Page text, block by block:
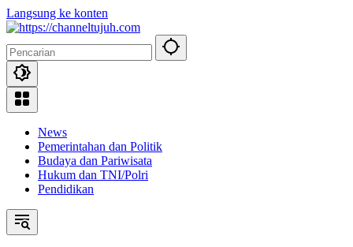
Langsung ke konten
News
Pemerintahan dan Politik
Budaya dan Pariwisata
Hukum dan TNI/Polri
Pendidikan